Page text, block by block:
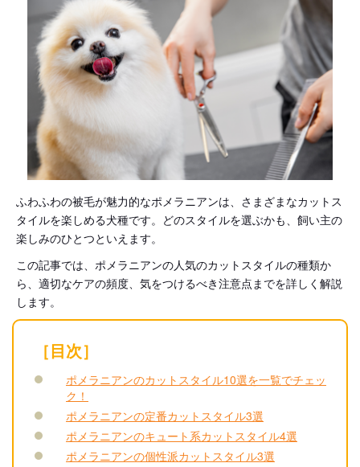
ふわふわの被毛が魅力的なポメラニアンは、さまざまなカットス
タイルを楽しめる犬種です。どのスタイルを選ぶかも、飼い主の
楽しみのひとつといえます。
この記事では、ポメラニアンの人気のカットスタイルの種類か
ら、適切なケアの頻度、気をつけるべき注意点までを詳しく解説
します。
［目次］
ポメラニアンのカットスタイル10選を一覧でチェッ
ク！
ポメラニアンの定番カットスタイル3選
ポメラニアンのキュート系カットスタイル4選
ポメラニアンの個性派カットスタイル3選